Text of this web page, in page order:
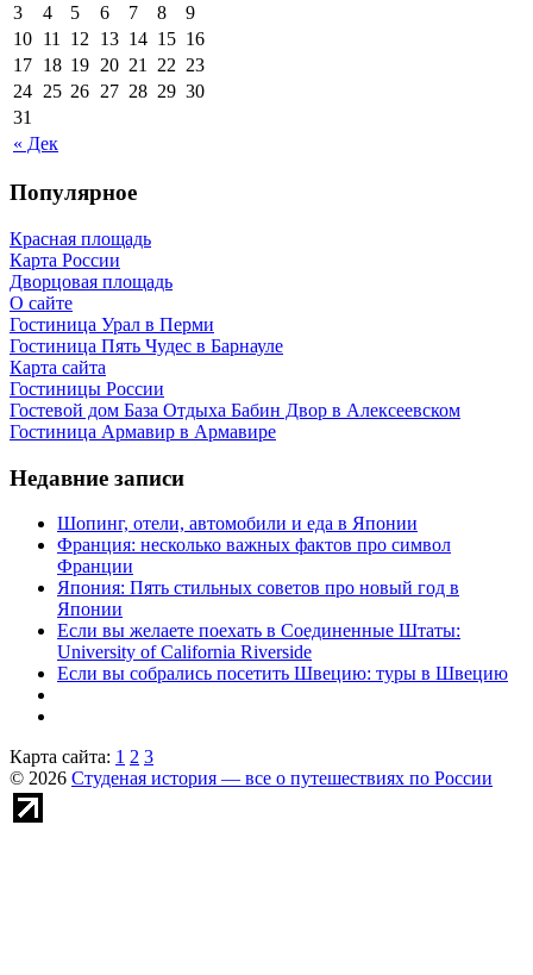
« Дек
3
4 5 6 7 8
9
10 11 12 13 14 15 16
17 18 19 20 21 22 23
24 25 26 27 28 29 30
31
Популярное
Красная площадь
Карта России
Дворцовая площадь
О сайте
Гостиница Урал в Перми
Гостиница Пять Чудес в Барнауле
Карта сайта
Гостиницы России
Гостевой дом База Отдыха Бабин Двор в Алексеевском
Гостиница Армавир в Армавире
Недавние записи
Шопинг, отели, автомобили и еда в Японии
Франция: несколько важных фактов про символ
Франции
Япония: Пять стильных советов про новый год в
Японии
Если вы желаете поехать в Соединенные Штаты:
University of California Riverside
Если вы собрались посетить Швецию: туры в Швецию
Карта сайта: 1 2 3
© 2026 Студеная история — все о путешествиях по России